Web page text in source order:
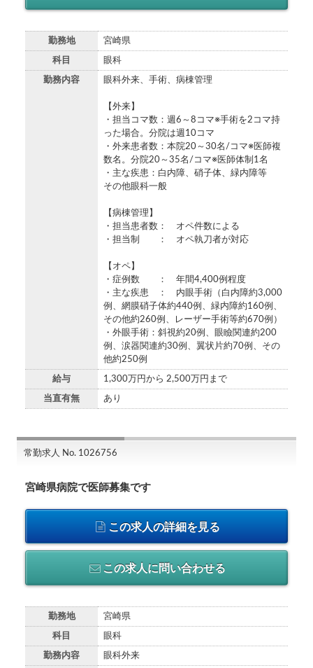
勤務地 宮崎県
科目 眼科
勤務内容 眼科外来、手術、病棟管理
【外来】
・担当コマ数：週6～8コマ※手術を2コマ持
った場合。分院は週10コマ
・外来患者数：本院20～30名/コマ※医師複
数名。分院20～35名/コマ※医師体制1名
・主な疾患：白内障、硝子体、緑内障等
その他眼科一般
【病棟管理】
・担当患者数： オペ件数による
・担当制 ： オペ執刀者が対応
【オペ】
・症例数 ： 年間4,400例程度
・主な疾患 ： 内眼手術（白内障約3,000
例、網膜硝子体約440例、緑内障約160例、
その他約260例、レーザー手術等約670例）
・外眼手術：斜視約20例、眼瞼関連約200
例、涙器関連約30例、翼状片約70例、その
他約250例
給与 1,300万円から 2,500万円まで
当直有無 あり
常勤求人 No. 1026756
宮崎県病院で医師募集です
この求人の詳細を見る
この求人に問い合わせる
勤務地 宮崎県
科目 眼科
勤務内容 眼科外来